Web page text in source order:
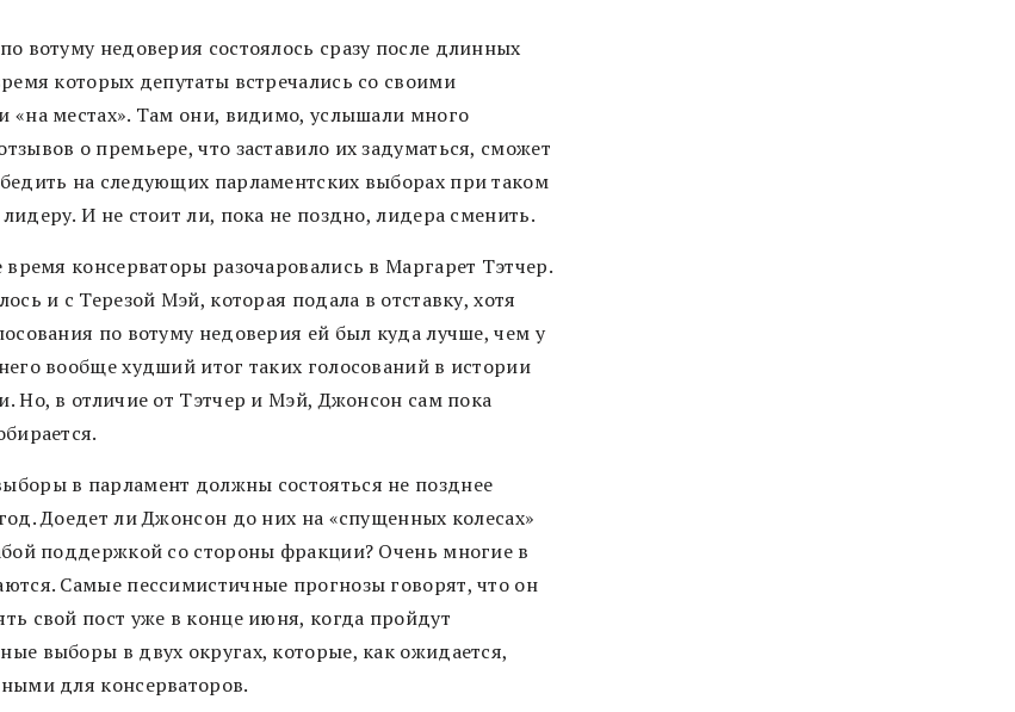
вотуму недоверия состоялось сразу после длинных
которых депутаты встречались со своими
«на местах». Там они, видимо, услышали много
о премьере, что заставило их задуматься, сможет
на следующих парламентских выборах при таком
И не стоит ли, пока не поздно, лидера сменить.
время консерваторы разочаровались в Маргарет Тэтчер.
и с Терезой Мэй, которая подала в отставку, хотя
по вотуму недоверия ей был куда лучше, чем у
вообще худший итог таких голосований в истории
Но, в отличие от Тэтчер и Мэй, Джонсон сам пока
в парламент должны состояться не позднее
Доедет ли Джонсон до них на «спущенных колесах»
поддержкой со стороны фракции? Очень многие в
Самые пессимистичные прогнозы говорят, что он
свой пост уже в конце июня, когда пройдут
выборы в двух округах, которые, как ожидается,
для консерваторов.